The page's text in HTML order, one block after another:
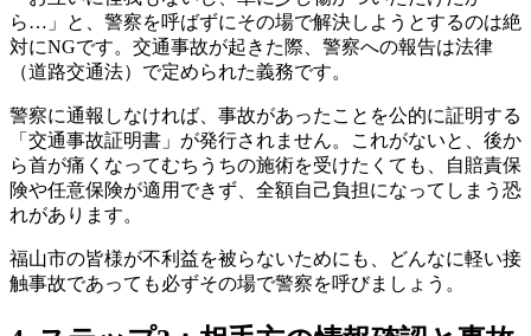
ら…」と、警察を呼ばずにその場で解決しようとするのは絶
対にNGです。交通事故が起きた際、警察への報告は法律
（道路交通法）で定められた義務です。
警察に通報しなければ、事故があったことを公的に証明する
「交通事故証明書」が発行されません。これがないと、後か
ら首が痛くなってむちうちの施術を受けたくても、自賠責保
険や任意保険が適用できず、全額自己負担になってしまう恐
れがあります。
福山市の皆様が不利益を被らないためにも、どんなに軽い接
触事故であっても必ずその場で警察を呼びましょう。